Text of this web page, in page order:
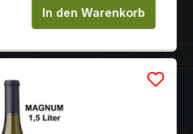
Gib den
In den Warenkorb